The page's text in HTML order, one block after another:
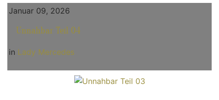
Januar 09, 2026
Unnahbar Teil 04
in Lady Mercedes